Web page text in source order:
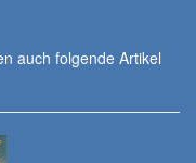
auch folgende Artikel